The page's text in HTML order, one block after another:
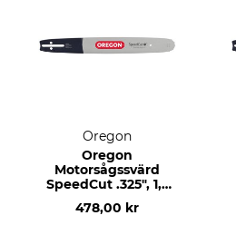
Oregon
Oregon
Motorsågssvärd
SpeedCut .325", 1,3
mm, 15", 63 DL
478,00 kr